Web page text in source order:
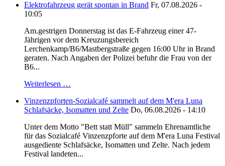
Elektrofahrzeug gerät spontan in Brand Fr, 07.08.2026 -
10:05
Am.gestrigen Donnerstag ist das E-Fahrzeug einer 47-
Jährigen vor dem Kreuzungsbereich
Lerchenkamp/B6/Mastbergstraße gegen 16:00 Uhr in Brand
geraten. Nach Angaben der Polizei befuhr die Frau von der
B6...
Weiterlesen …
Vinzenzpforten-Sozialcafé sammelt auf dem M'era Luna
Schlafsäcke, Isomatten und Zelte Do, 06.08.2026 - 14:10
Unter dem Motto "Bett statt Müll" sammeln Ehrenamtliche
für das Sozialcafé Vinzenzpforte auf dem M'era Luna Festival
ausgediente Schlafsäcke, Isomatten und Zelte. Nach jedem
Festival landeten...